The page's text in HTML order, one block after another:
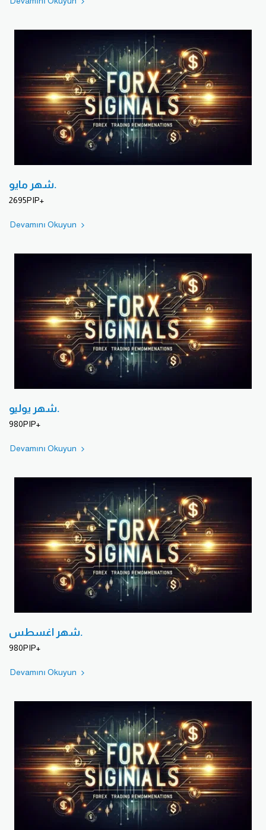
شهر مايو.
2695PIP+
Devamını Okuyun
شهر يوليو.
980PIP+
Devamını Okuyun
شهر اغسطس.
980PIP+
Devamını Okuyun